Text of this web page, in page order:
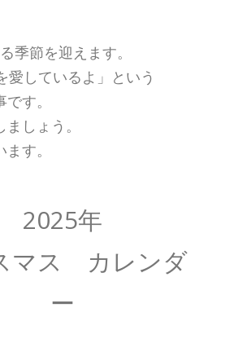
季節を迎えます。
しているよ」という
す。
しょう。
す。
2025年
マス カレンダ
ー